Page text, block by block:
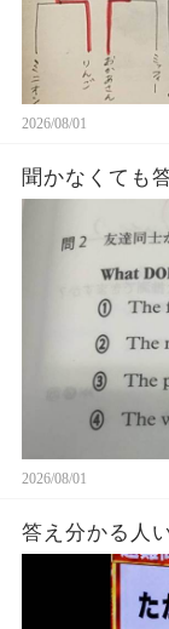
2026/08/01
聞かなくても
2026/08/01
答え分かる人